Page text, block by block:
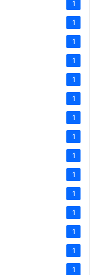
1
1
1
1
1
1
1
1
1
1
1
1
1
1
1